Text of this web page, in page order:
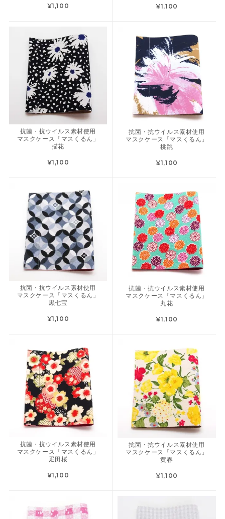
¥1,100 ¥1,100
抗菌・抗ウイルス素材使用
マスクケース「マスくるん」
描花
¥1,100
抗菌・抗ウイルス素材使用
マスクケース「マスくるん」
桃跳
¥1,100
抗菌・抗ウイルス素材使用
マスクケース「マスくるん」
黒七宝
¥1,100
抗菌・抗ウイルス素材使用
マスクケース「マスくるん」
丸花
¥1,100
抗菌・抗ウイルス素材使用
マスクケース「マスくるん」
疋田桜
¥1,100
抗菌・抗ウイルス素材使用
マスクケース「マスくるん」
黄春
¥1,100